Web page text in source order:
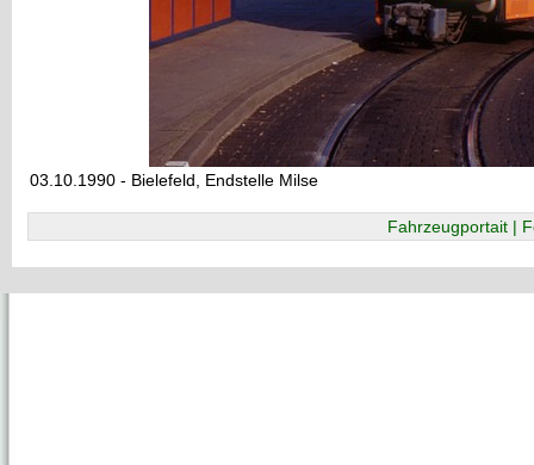
03.10.1990 - Bielefeld, Endstelle Milse
Fahrzeugportait |